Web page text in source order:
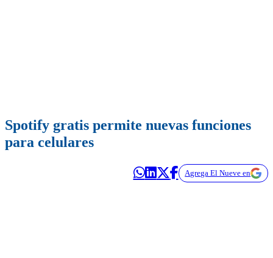
Spotify gratis permite nuevas funciones
para celulares
Agrega El Nueve en